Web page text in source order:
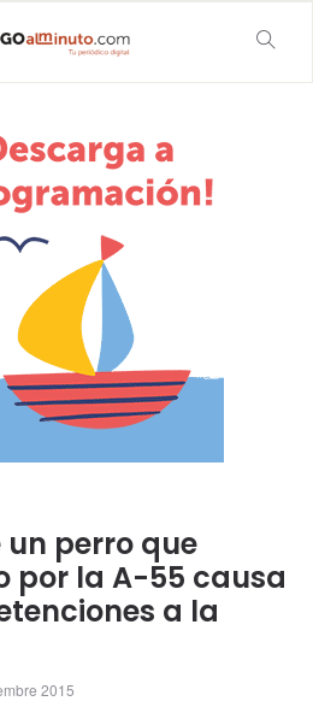
perro que
por la A-55 causa
a la
2015